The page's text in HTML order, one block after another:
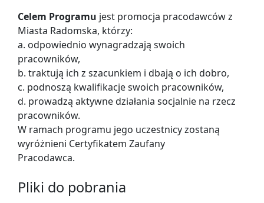
Celem Programu jest promocja pracodawców z
Miasta Radomska, którzy:
a. odpowiednio wynagradzają swoich
pracowników,
b. traktują ich z szacunkiem i dbają o ich dobro,
c. podnoszą kwalifikacje swoich pracowników,
d. prowadzą aktywne działania socjalnie na rzecz
pracowników.
W ramach programu jego uczestnicy zostaną
wyróżnieni Certyfikatem Zaufany
Pracodawca.
Pliki do pobrania